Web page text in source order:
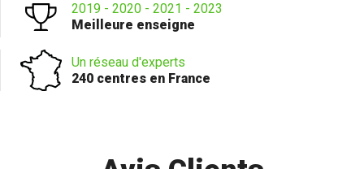
2019 - 2020 - 2021 - 2023
Meilleure enseigne
Un réseau d'experts
240 centres en France